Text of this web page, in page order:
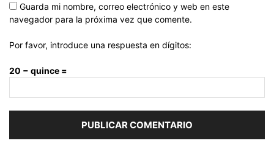
Guarda mi nombre, correo electrónico y web en este
navegador para la próxima vez que comente.
Por favor, introduce una respuesta en dígitos:
20 − quince =